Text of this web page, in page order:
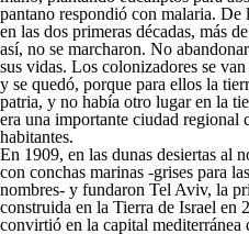
pantano respondió con malaria.
en las dos primeras décadas, más
así, no se marcharon. No
sus vidas. Los colonizadores se
y se quedó, porque para ellos la
patria, y no había otro lugar en la
era una importante ciudad regional
habitantes.
En 1909, en las dunas desiertas al
con conchas marinas -grises para
nombres- y fundaron Tel Aviv, la
construida en la Tierra de Israel en
convirtió en la capital mediterránea